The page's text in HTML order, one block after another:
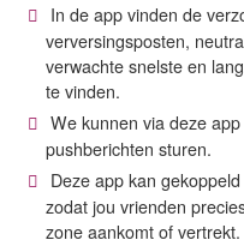
In de app vinden de
verversingsposten,
verwachte snelste en
te vinden.
We kunnen via deze
pushberichten sturen.
Deze app kan
zodat jou vrienden
zone aankomt of vertrekt.